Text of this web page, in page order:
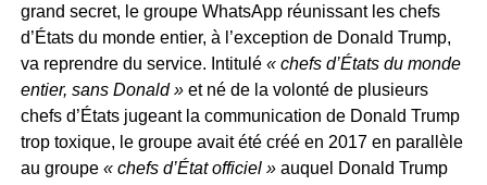
grand secret, le groupe WhatsApp réunissant les chefs
d’États du monde entier, à l’exception de Donald Trump,
va reprendre du service. Intitulé « chefs d’États du monde
entier, sans Donald » et né de la volonté de plusieurs
chefs d’États jugeant la communication de Donald Trump
trop toxique, le groupe avait été créé en 2017 en parallèle
au groupe « chefs d’État officiel » auquel Donald Trump